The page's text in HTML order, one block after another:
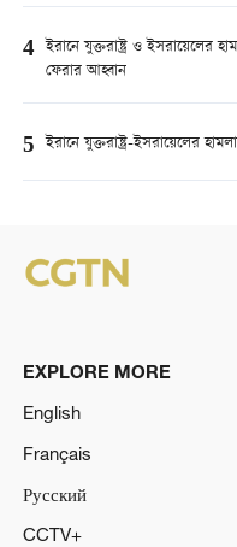
4 ইরানে যুক্তরাষ্ট্র ও ইসরায়েলের
ফেরার আহ্বান
5 ইরানে যুক্তরাষ্ট্র-ইসরায়েলের
EXPLORE MORE
English
Français
Русский
CCTV+